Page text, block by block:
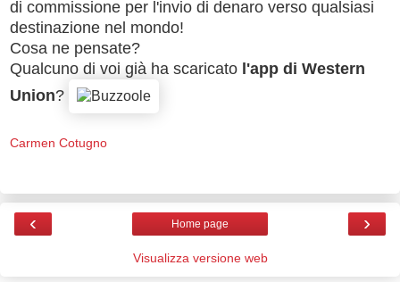
di commissione per l'invio di denaro verso qualsiasi
destinazione nel mondo!
Cosa ne pensate?
Qualcuno di voi già ha scaricato l'app di Western
Union?
Carmen Cotugno
‹ ›
Home page
Visualizza versione web